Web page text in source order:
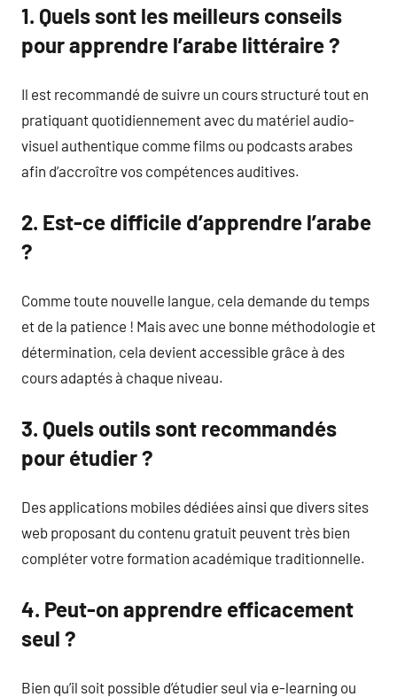
1. Quels sont les meilleurs conseils
pour apprendre l’arabe littéraire ?
Il est recommandé de suivre un cours structuré tout en
pratiquant quotidiennement avec du matériel audio-
visuel authentique comme films ou podcasts arabes
afin d’accroître vos compétences auditives.
2. Est-ce difficile d’apprendre l’arabe
?
Comme toute nouvelle langue, cela demande du temps
et de la patience ! Mais avec une bonne méthodologie et
détermination, cela devient accessible grâce à des
cours adaptés à chaque niveau.
3. Quels outils sont recommandés
pour étudier ?
Des applications mobiles dédiées ainsi que divers sites
web proposant du contenu gratuit peuvent très bien
compléter votre formation académique traditionnelle.
4. Peut-on apprendre efficacement
seul ?
Bien qu’il soit possible d’étudier seul via e-learning ou